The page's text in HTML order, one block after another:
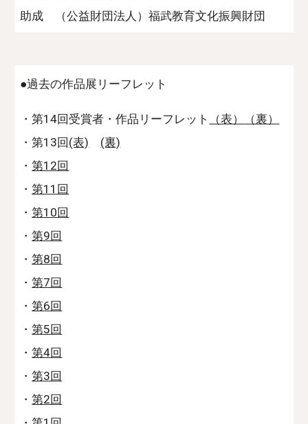
助成 （公益財団法人）福武教育文化振興財団
●過去の作品展リーフレット
・第14回受賞者・作品リーフレット （表）
（裏）
・第13回 (表)
(裏)
・第12回
・第11回
・第10回
・第9回
・第8回
・第7回
・第6回
・第5回
・第4回
・第3回
・第2回